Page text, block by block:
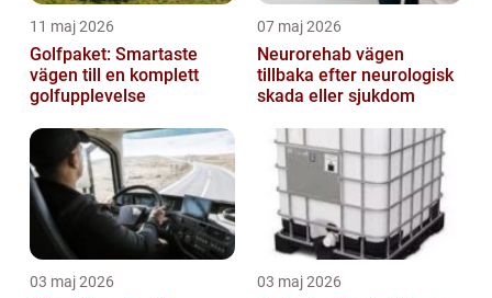
11 maj 2026
Golfpaket: Smartaste
vägen till en komplett
golfupplevelse
07 maj 2026
Neurorehab vägen
tillbaka efter neurologisk
skada eller sjukdom
03 maj 2026 03 maj 2026